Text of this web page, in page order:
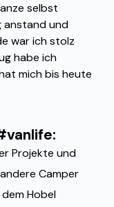
selbst
anstand und
war ich stolz
habe ich
mich bis heute
Projekte und
Camper
Hobel